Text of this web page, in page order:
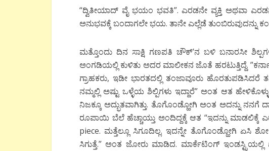
“ದ್ವಿತೀಯಾದ್ ವೈ ಭಯಂ ಭವತಿ”. ಎರಡನೇ ವ್ಯಕ್ತಿ ಅಥವಾ
ಅನುಭವಕ್ಕೆ ಬಂದಾಗಲೇ ಭಯ. ತಾನೇ ಎಲ್ಲೆಡೆ ತುಂಬಿರುವುದನ್ನು
ಮತ್ತೊಂದು ದಿನ ಸಾಕ್ಷಿ ಗಣಪತಿ ಚೌಕ್’ನ ಬಳಿ ಬನಾರಸೀ
ಅಂಗಡಿಯಲ್ಲಿ ಕುಳಿತು ಅದರ ಮಾಲೀಕನ ಜೊತೆ ಹರಟುತ್ತಿದ್ದೆ.
ಗ್ರಾಹಕರು, ಇಡೀ ಭಾರತದಲ್ಲಿ ತಂಜಾವೂರು ಹೊರತುಪಡಿಸಿದರೆ
ನಮ್ಮಲ್ಲಿ ಅಷ್ಟು ಒಳ್ಳೆಯ ಶಿಲ್ಪಿಗಳು ಇದ್ದಾರೆ” ಅಂತ ಆತ
ನಿಜಕ್ಕೂ ಅದ್ಭುತವಾಗಿತ್ತು. ತೊಗೊಂಡ್ಹೋಗಿ ಅಂತ ಅದನ್ನು ನನಗೆ
ರೂಪಾಯಿ ಬೆಲೆ ಹೆಚ್ಚಾಯ್ತು ಅಂದಿದ್ದಕ್ಕೆ ಆತ “ಇದನ್ನು
piece. ಮತ್ತೆಲ್ಲೂ ಸಿಗೂದಿಲ್ಲ. ಇದನ್ನೇ ತೊಗೊಂಡ್ಹೋಗಿ ಏಸಿ
ಸಿಗುತ್ತೆ.” ಅಂತ ಜೋರು ಮಾಡಿದ. ಮಾರ್ಕೆಟಿಂಗ್